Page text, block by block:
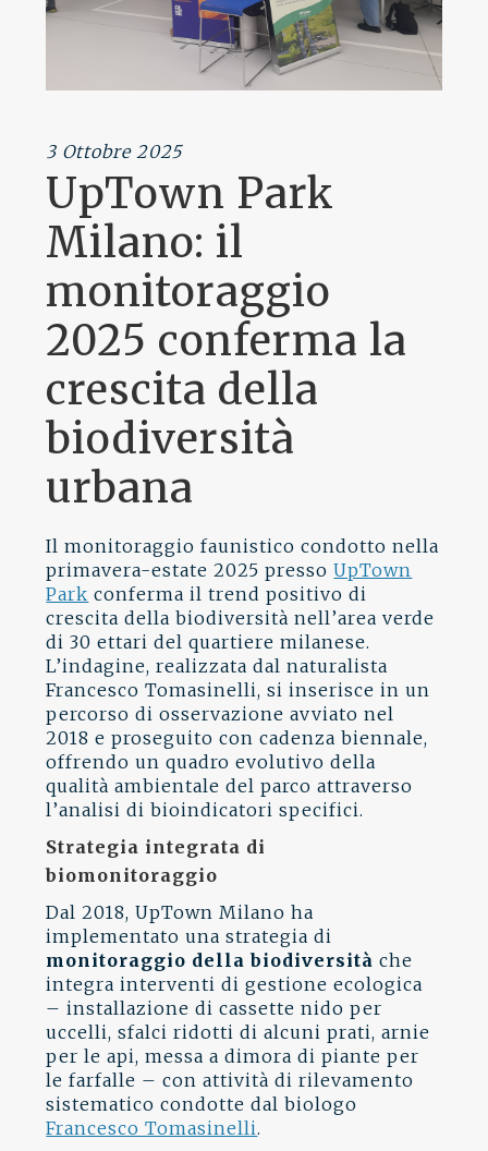
3 Ottobre 2025
UpTown Park
Milano: il
monitoraggio
2025 conferma la
crescita della
biodiversità
urbana
Il monitoraggio faunistico condotto nella
primavera-estate 2025 pressoUpTown
Park conferma il trend positivo di
crescita della biodiversità nell’area verde
di 30 ettari del quartiere milanese.
L’indagine, realizzata dal naturalista
Francesco Tomasinelli, si inserisce in un
percorso di osservazione avviato nel
2018 e proseguito con cadenza biennale,
offrendo un quadro evolutivo della
qualità ambientale del parco attraverso
l’analisi di bioindicatori specifici.
Strategia integrata di
biomonitoraggio
Dal 2018, UpTown Milano ha
implementato una strategia di
monitoraggio della biodiversità che
integra interventi di gestione ecologica
– installazione di cassette nido per
uccelli, sfalci ridotti di alcuni prati, arnie
per le api, messa a dimora di piante per
le farfalle – con attività di rilevamento
sistematico condotte dal biologo
Francesco Tomasinelli.